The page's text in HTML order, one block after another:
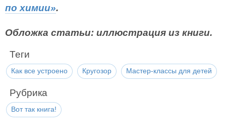
по химии».
Обложка статьи: иллюстрация из книги.
Теги
Как все устроено Кругозор Мастер-классы для детей
Рубрика
Вот так книга!